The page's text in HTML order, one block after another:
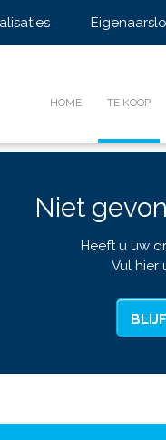
HOME TE KOOP
Niet
Heeft u uw
Vul hier